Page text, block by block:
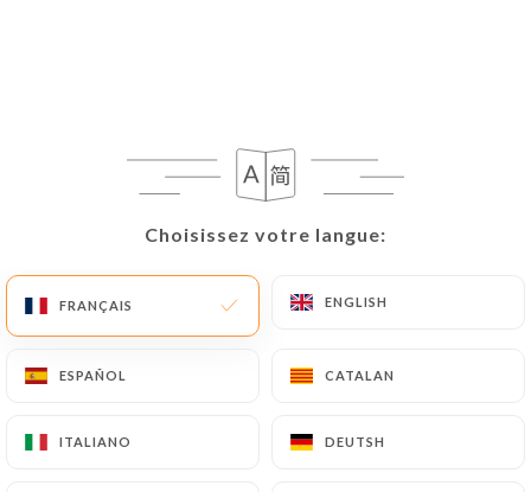
Choisissez votre langue:
FRANÇAIS ENGLISH
ESPAÑOL CATALAN
ITALIANO DEUTSH
Choisissez votre langue:
FRANÇAIS ENGLISH
ESPAÑOL CATALAN
ITALIANO DEUTSH